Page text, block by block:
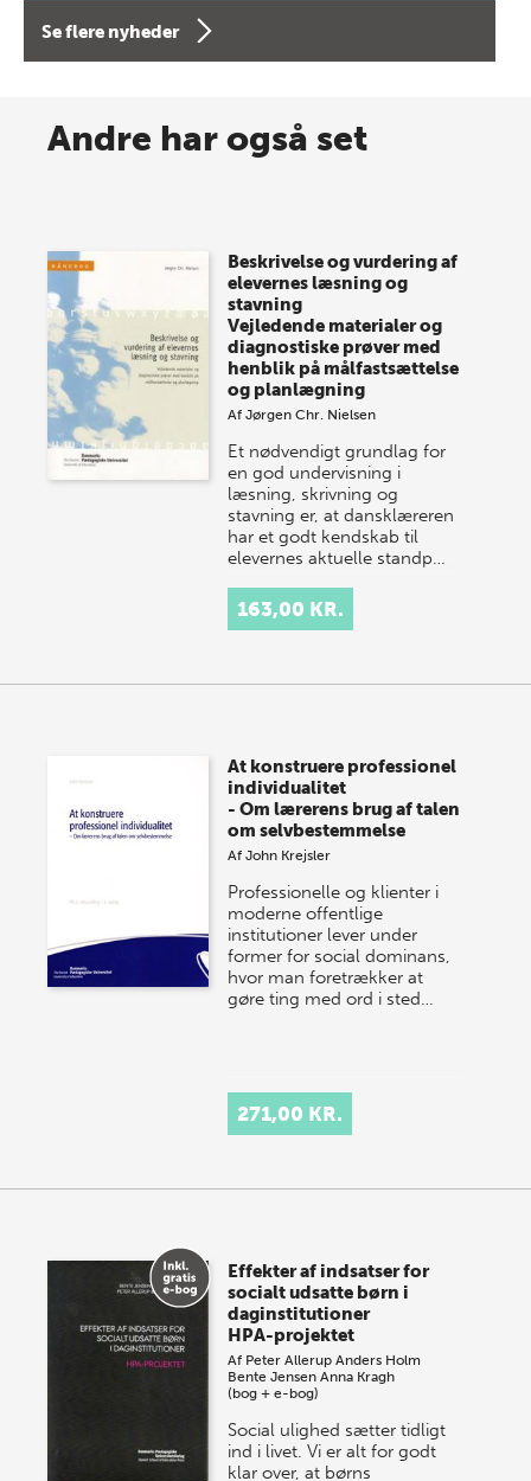
forfatterne bag vores nyes…
Spar op til 70% til sommer-
onsdag den 10. j…
Se flere nyheder
Andre har også set
Beskrivelse og vurdering af
elevernes læsning og
stavning
Vejledende materialer og
diagnostiske prøver med
henblik på målfastsættelse
og planlægning
AfJørgen Chr. Nielsen
Et nødvendigt grundlag for
en god undervisning i
læsning, skrivning og
stavning er, at dansklæreren
har et godt kendskab til
elevernes aktuelle standp…
163,00 KR.
At konstruere professionel
individualitet
- Om lærerens brug af talen
om selvbestemmelse
AfJohn Krejsler
Professionelle og klienter i
moderne offentlige
institutioner lever under
former for social dominans,
hvor man foretrækker at
gøre ting med ord i sted…
271,00 KR.
Effekter af indsatser for
socialt udsatte børn i
daginstitutioner
HPA-projektet
Af Peter Allerup Anders Holm
Bente Jensen Anna Kragh
(bog + e-bog)
Social ulighed sætter tidligt
ind i livet. Vi er alt for godt
klar over, at børns